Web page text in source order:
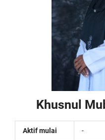
Khusnul
Aktif mulai -